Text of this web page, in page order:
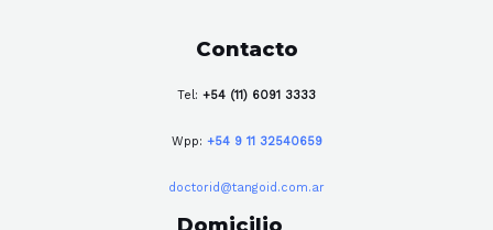
Contacto
Tel: +54 (11) 6091 3333
Wpp: +54 9 11 32540659
doctorid@tangoid.com.ar